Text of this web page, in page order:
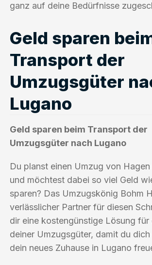
ganz auf deine Bedürfnisse
Geld sparen
Transport der
Umzugsgüter
Lugano
Geld sparen beim Transport der
Umzugsgüter nach Lugano
Du planst einen Umzug von
und möchtest dabei so viel Geld
sparen? Das Umzugskönig Bohm
verlässlicher Partner für diesen
dir eine kostengünstige Lösung für
deiner Umzugsgüter, damit du
dein neues Zuhause in Lugano